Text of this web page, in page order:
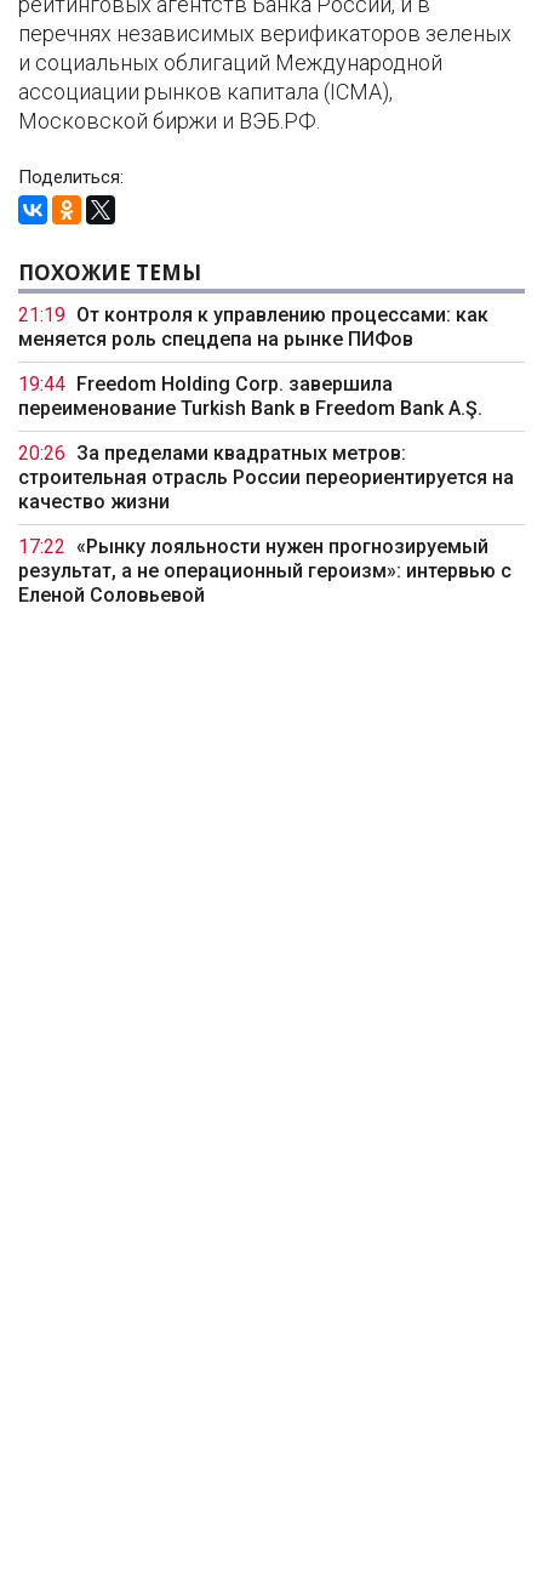
перечнях независимых верификаторов зеленых
и социальных облигаций Международной
ассоциации рынков капитала (ICMA),
Московской биржи и ВЭБ.РФ.
Поделиться:
ПОХОЖИЕ ТЕМЫ
21:19 От контроля к управлению процессами: как
меняется роль спецдепа на рынке ПИФов
19:44
Freedom Holding Corp. завершила
переименование Turkish Bank в Freedom Bank A.Ş.
20:26 За пределами квадратных метров:
строительная отрасль России переориентируется на
качество жизни
17:22 «Рынку лояльности нужен прогнозируемый
результат, а не операционный героизм»: интервью с
Еленой Соловьевой